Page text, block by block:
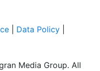
Data Policy
Media Group. All